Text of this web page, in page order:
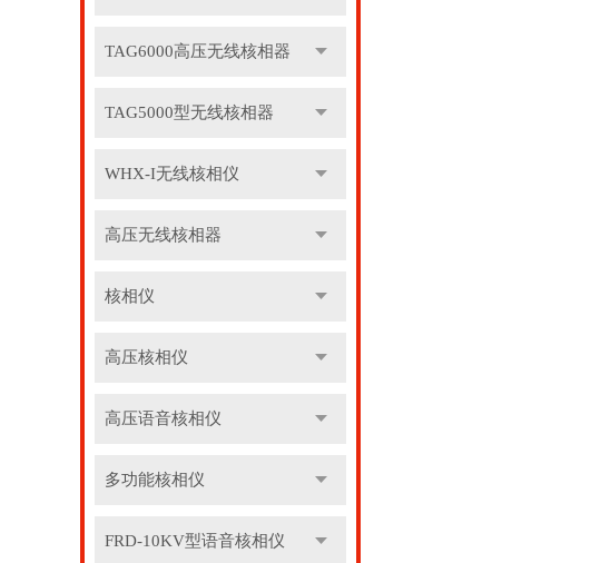
TAG6000高压无线核相器
TAG5000型无线核相器
WHX-I无线核相仪
高压无线核相器
核相仪
高压核相仪
高压语音核相仪
多功能核相仪
FRD-10KV型语音核相仪